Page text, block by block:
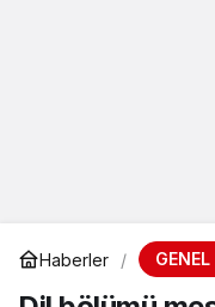
Haberler GENEL